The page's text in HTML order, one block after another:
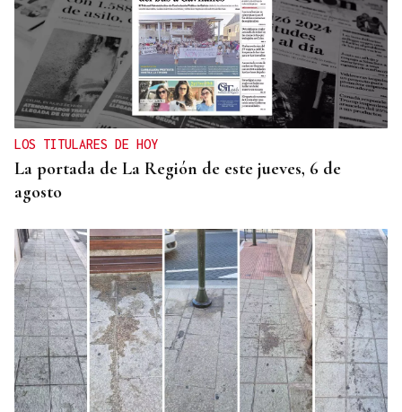
LOS TITULARES DE HOY
La portada de La Región de este jueves, 6 de
agosto